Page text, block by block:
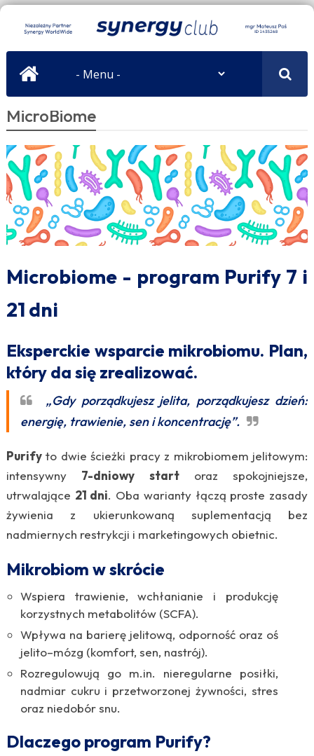
MicroBiome
Microbiome - program Purify 7 i
21 dni
Eksperckie wsparcie mikrobiomu. Plan,
który da się zrealizować.
„Gdy porządkujesz jelita, porządkujesz dzień:
energię, trawienie, sen i koncentrację”.
Purifyto dwie ścieżki pracy z mikrobiomem jelitowym:
intensywny 7-dniowy startoraz spokojniejsze,
utrwalające 21 dni. Oba warianty łączą proste zasady
żywienia z ukierunkowaną suplementacją bez
nadmiernych restrykcji i marketingowych obietnic.
Mikrobiom w skrócie
Wspiera trawienie, wchłanianie i produkcję
korzystnych metabolitów (SCFA).
Wpływa na barierę jelitową, odporność oraz oś
jelito–mózg (komfort, sen, nastrój).
Rozregulowują go m.in. nieregularne posiłki,
nadmiar cukru i przetworzonej żywności, stres
oraz niedobór snu.
Dlaczego program Purify?